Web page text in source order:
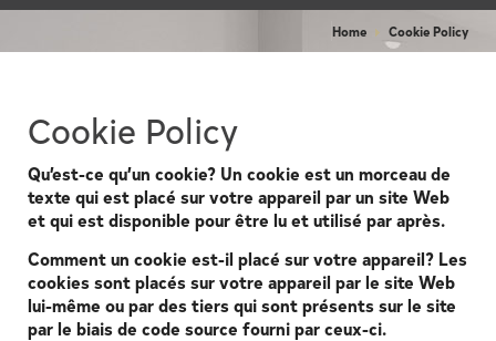
Home Cookie Policy
Cookie Policy
Qu’est-ce qu’un cookie? Un cookie est un morceau de
texte qui est placé sur votre appareil par un site Web
et qui est disponible pour être lu et utilisé par après.
Comment un cookie est-il placé sur votre appareil? Les
cookies sont placés sur votre appareil par le site Web
lui-même ou par des tiers qui sont présents sur le site
par le biais de code source fourni par ceux-ci.